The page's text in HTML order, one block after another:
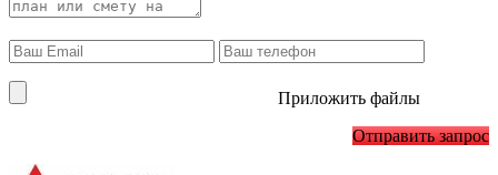
Приложить файлы
Отправить запрос